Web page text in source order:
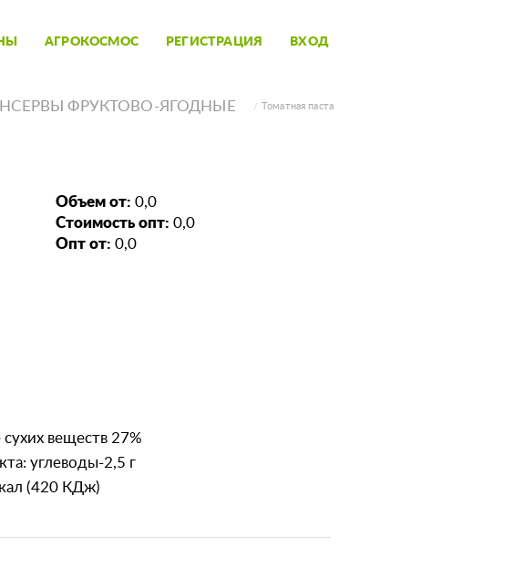
АГРОКОСМОС РЕГИСТРАЦИЯ ВХОД
ФРУКТОВО-ЯГОДНЫЕ Томатная паста
Объем от: 0,0
Стоимость опт: 0,0
Опт от: 0,0
веществ 27%
углеводы-2,5 г
(420 КДж)